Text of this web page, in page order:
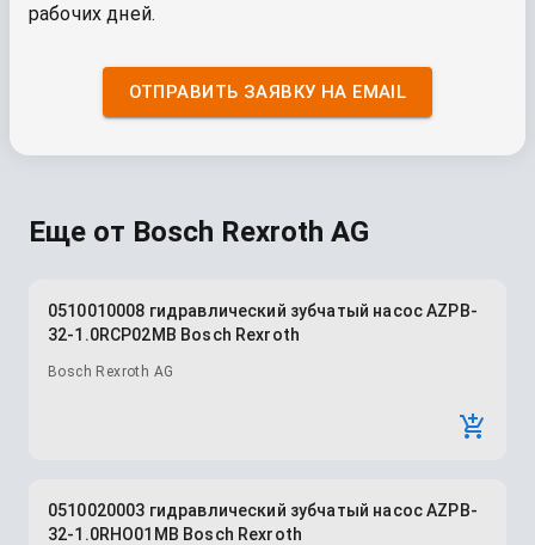
рабочих дней.
ОТПРАВИТЬ ЗАЯВКУ НА EMAIL
Еще от Bosch Rexroth AG
0510010008 гидравлический зубчатый насос AZPB-
32-1.0RCP02MB Bosch Rexroth
Bosch Rexroth AG
0510020003 гидравлический зубчатый насос AZPB-
32-1.0RHO01MB Bosch Rexroth